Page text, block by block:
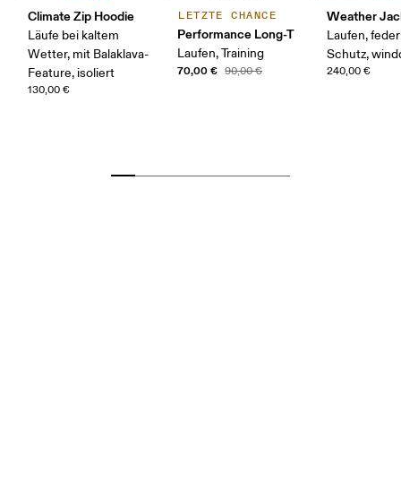
Climate Zip Hoodie
Läufe bei kaltem
Wetter, mit Balaklava-
Feature, isoliert
130,00 €
LETZTE CHANCE
Performance Long-T
Laufen, Training
70,00 € 90,00 €
Weather
Laufen,
Schutz,
240,00 €